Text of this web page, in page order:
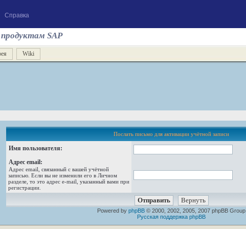
Справка
SAP
Wiki
Послать письмо для активации учётной записи
Имя пользователя:
Адрес email:
Адрес email, связанный с вашей учётной
записью. Если вы не изменили его в Личном
разделе, то это адрес e-mail, указанный вами при
регистрации.
Powered by phpBB © 2000, 2002, 2005, 2007 phpBB Group
Русская поддержка phpBB